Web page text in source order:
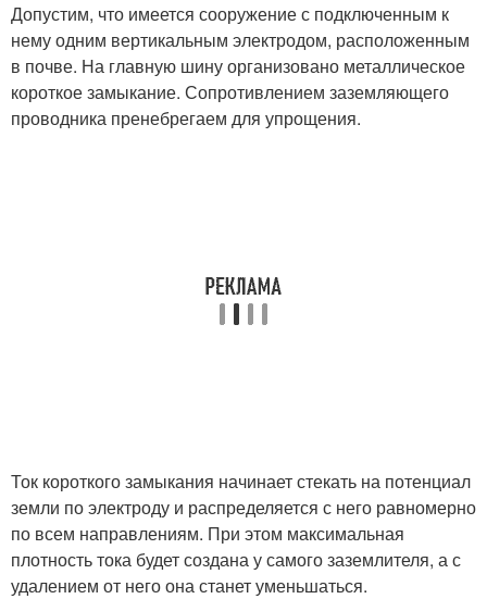
Допустим, что имеется сооружение с подключенным к
нему одним вертикальным электродом, расположенным
в почве. На главную шину организовано металлическое
короткое замыкание. Сопротивлением заземляющего
проводника пренебрегаем для упрощения.
Ток короткого замыкания начинает стекать на потенциал
земли по электроду и распределяется с него равномерно
по всем направлениям. При этом максимальная
плотность тока будет создана у самого заземлителя, а с
удалением от него она станет уменьшаться.